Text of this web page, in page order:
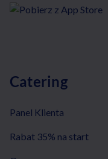
Catering
Panel Klienta
Rabat 35% na start